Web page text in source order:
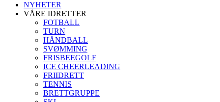
NYHETER
VÅRE IDRETTER
FOTBALL
TURN
HÅNDBALL
SVØMMING
FRISBEEGOLF
ICE CHEERLEADING
FRIIDRETT
TENNIS
BRETTGRUPPE